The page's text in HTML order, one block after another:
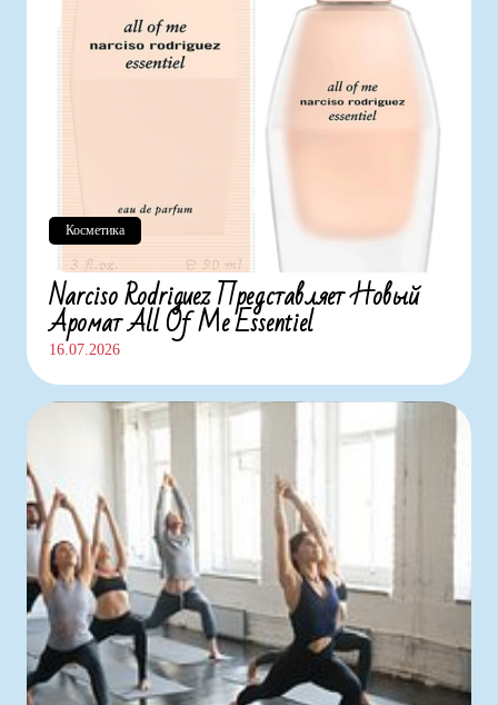
Narciso Rodriguez Представляет Новый
Аромат All Of Me Essentiel
16.07.2026
Косметика